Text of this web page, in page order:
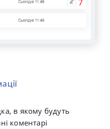
в якому будуть
коментарі